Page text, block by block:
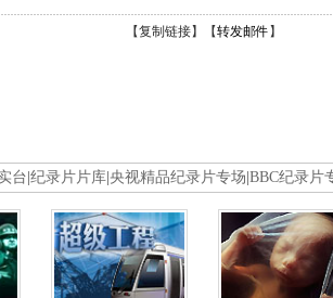
【复制链接】【转发邮件 】
台 纪录片片库 央视精品纪录片专场 BBC纪录片